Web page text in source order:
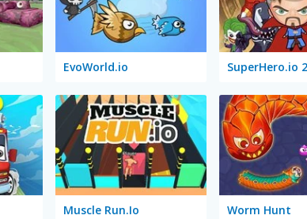
EvoWorld.io
Muscle Run.Io Worm Hunt